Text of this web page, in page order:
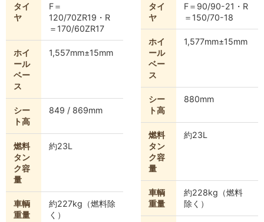
タイ
ヤ
F＝
120/70ZR19・R
＝170/60ZR17
ホイ
ール
ベー
ス
1,557mm±15mm
シー
ト高
849 / 869mm
燃料
タン
ク容
量
約23L
車輌
重量
約227kg（燃料除
く）
タイ
ヤ
F＝90/90-21・R
＝150/70-18
ホイ
ール
ベー
ス
1,577mm±15mm
シー
ト高
880mm
燃料
タン
ク容
量
約23L
車輌
重量
約228kg（燃料
除く）